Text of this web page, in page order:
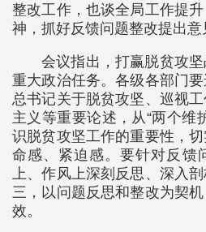
整改工作，也谈全局工作提
神，抓好反馈问题整改提出意
会议指出，打赢脱贫攻
重大政治任务。各级各部门
总书记关于脱贫攻坚、巡视
主义等重要论述，从“两个维
识脱贫攻坚工作的重要性，
命感、紧迫感。要针对反馈
上、作风上深刻反思、深入
三，以问题反思和整改为契
效。